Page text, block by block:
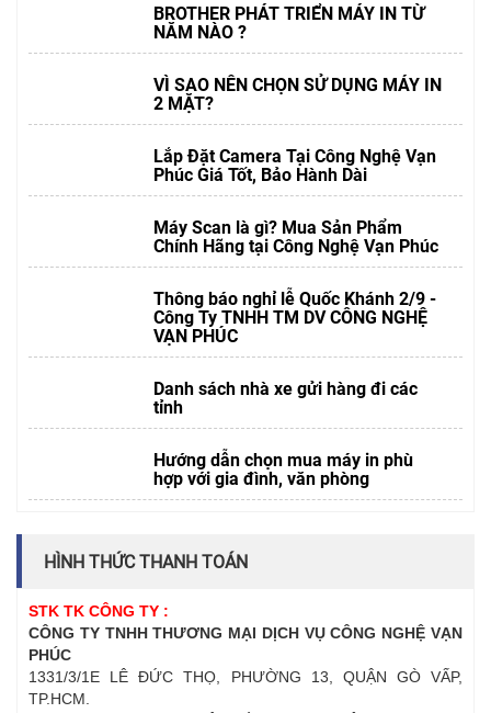
BROTHER PHÁT TRIỂN MÁY IN TỪ
NĂM NÀO ?
VÌ SAO NÊN CHỌN SỬ DỤNG MÁY IN
2 MẶT?
Lắp Đặt Camera Tại Công Nghệ Vạn
Phúc Giá Tốt, Bảo Hành Dài
Máy Scan là gì? Mua Sản Phẩm
Chính Hãng tại Công Nghệ Vạn Phúc
Thông báo nghỉ lễ Quốc Khánh 2/9 -
Công Ty TNHH TM DV CÔNG NGHỆ
VẠN PHÚC
Danh sách nhà xe gửi hàng đi các
tỉnh
Hướng dẫn chọn mua máy in phù
hợp với gia đình, văn phòng
HÌNH THỨC THANH TOÁN
STK TK CÔNG TY :
CÔNG TY TNHH THƯƠNG MẠI DỊCH VỤ CÔNG NGHỆ VẠN
PHÚC
1331/3/1E LÊ ĐỨC THỌ, PHƯỜNG 13, QUẬN GÒ VẤP,
TP.HCM.